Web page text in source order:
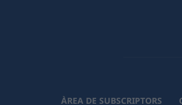
ÀREA DE SUBSCRIPTORS